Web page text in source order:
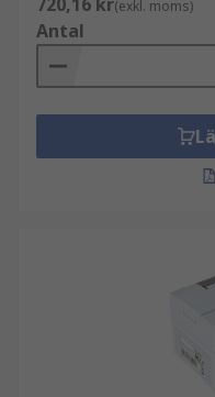
(exkl. moms)
Antal